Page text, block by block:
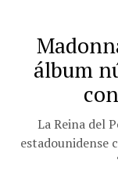
álbum
La Reina del
estadounidense